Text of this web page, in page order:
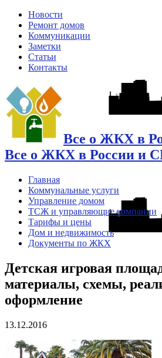
Новости
Ремонт домов
Коммуникации
Заметки
Статьи
Контакты
Все о ЖКХ в
Все о ЖКХ в России и
Главная
Коммунальные услуги
Управление домом
ТСЖ и управляющие компании
Тарифы и цены
Дом и недвижимость
Документы по ЖКХ
Детская игровая
материалы, схемы,
оформление
13.12.2016